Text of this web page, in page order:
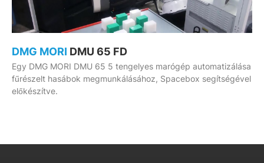
DMG MORI DMU 65 FD
Egy DMG MORI DMU 65 5 tengelyes marógép automatizálása
fűrészelt hasábok megmunkálásához, Spacebox segítségével
előkészítve.